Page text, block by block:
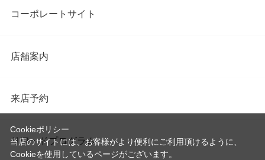
コーポレートサイト
店舗案内
来店予約
リワードプログラム
Cookieポリシー
当店のサイトには、お客様がより便利にご利用頂けるように、
Cookieを使用しているページがございます。